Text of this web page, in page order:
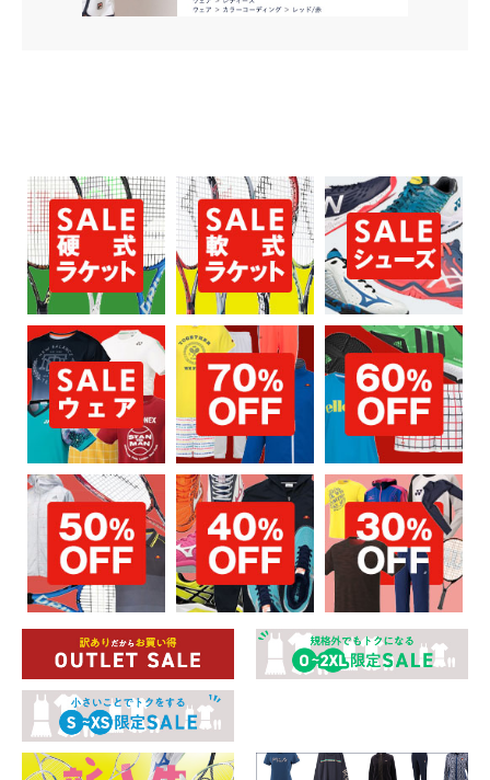
お買い物を続ける カートへ進む